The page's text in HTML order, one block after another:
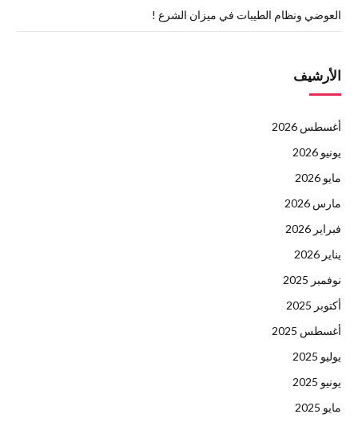
العوضي ونظام الطيبات في ميزان الشرع !
الأرشيف
أغسطس 2026
يونيو 2026
مايو 2026
مارس 2026
فبراير 2026
يناير 2026
نوفمبر 2025
أكتوبر 2025
أغسطس 2025
يوليو 2025
يونيو 2025
مايو 2025